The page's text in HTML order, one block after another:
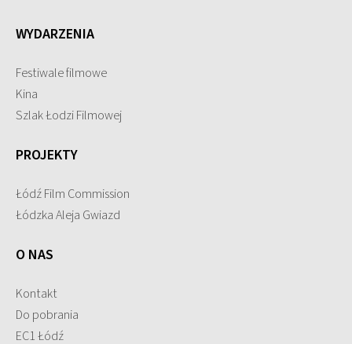
WYDARZENIA
Festiwale filmowe
Kina
Szlak Łodzi Filmowej
PROJEKTY
Łódź Film Commission
Łódzka Aleja Gwiazd
O NAS
Kontakt
Do pobrania
EC1 Łódź